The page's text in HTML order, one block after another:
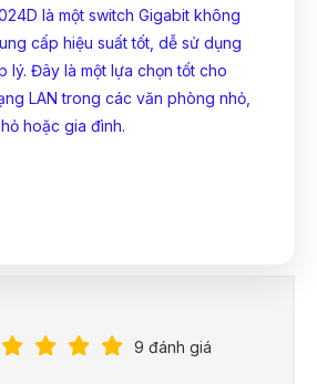
là một switch Gigabit không
cấp hiệu suất tốt, dễ sử dụng
lý. Đây là một lựa chọn tốt cho
LAN trong các văn phòng nhỏ,
hoặc gia đình.
9 đánh giá